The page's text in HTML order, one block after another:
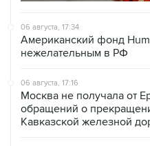
06 августа, 17:34
Американский фонд
нежелательным в РФ
06 августа, 17:16
Москва не получала от
обращений о
Кавказской железной